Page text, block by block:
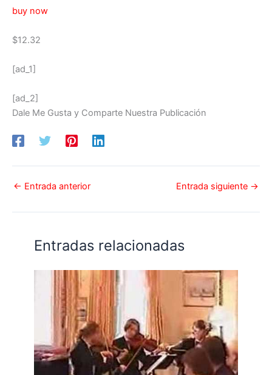
buy now
$12.32
[ad_1]
[ad_2]
Dale Me Gusta y Comparte Nuestra Publicación
← Entrada anterior Entrada siguiente →
Entradas relacionadas